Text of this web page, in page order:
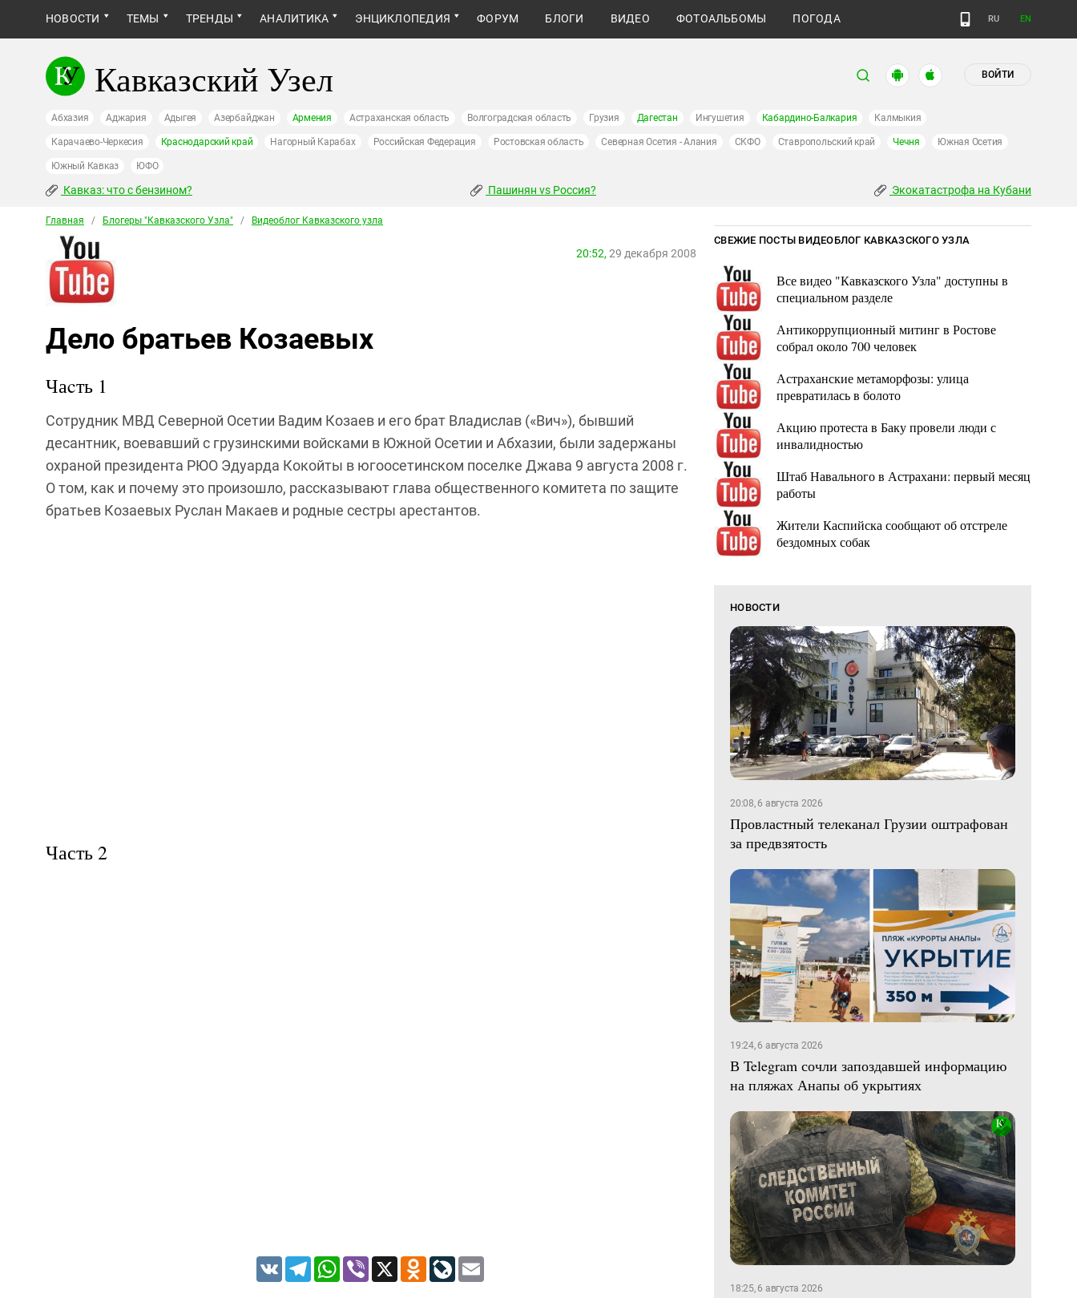
НОВОСТИ ТЕМЫ ТРЕНДЫ АНАЛИТИКА ЭНЦИКЛОПЕДИЯ ФОРУМ БЛОГИ ВИДЕО ФОТОАЛЬБОМЫ ПОГОДА RU EN
Кавказский Узел ВОЙТИ
Абхазия Аджария Адыгея Азербайджан Армения Астраханская область Волгоградская область Грузия Дагестан Ингушетия Кабардино-Балкария Калмыкия
Карачаево-Черкесия Краснодарский край Нагорный Карабах Российская Федерация Ростовская область Северная Осетия - Алания СКФО Ставропольский край Чечня Южная Осетия
Южный Кавказ ЮФО
Кавказ: что с бензином? Пашинян vs Россия? Экокатастрофа на Кубани
Главная / Блогеры "Кавказского Узла" / Видеоблог Кавказского узла
20:52, 29 декабря 2008
Дело братьев Козаевых
Чаcть 1
Сотрудник МВД Северной Осетии Вадим Козаев и его брат Владислав («Вич»), бывший
десантник, воевавший с грузинскими войсками в Южной Осетии и Абхазии, были задержаны
охраной президента РЮО Эдуарда Кокойты в югоосетинском поселке Джава 9 августа 2008 г.
О том, как и почему это произошло, рассказывают глава общественного комитета по защите
братьев Козаевых Руслан Макаев и родные сестры арестантов.
Часть 2
VK TelegramWhatsApp
Viber X Odnoklassniki
LiveJournal
СВЕЖИЕ ПОСТЫ ВИДЕОБЛОГ КАВКАЗСКОГО УЗЛА
Все видео "Кавказского Узла" доступны в
специальном разделе
Антикоррупционный митинг в Ростове
собрал около 700 человек
Астраханские метаморфозы: улица
превратилась в болото
Акцию протеста в Баку провели люди с
инвалидностью
Штаб Навального в Астрахани: первый месяц
работы
Жители Каспийска сообщают об отстреле
бездомных собак
НОВОСТИ
20:08, 6 августа 2026
Провластный телеканал Грузии оштрафован
за предвзятость
19:24, 6 августа 2026
В Telegram сочли запоздавшей информацию
на пляжах Анапы об укрытиях
18:25, 6 августа 2026